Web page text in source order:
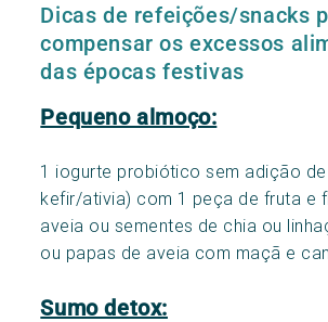
Dicas de refeições/snacks
compensar os excessos
das épocas festivas
Pequeno almoço:
1 iogurte probiótico sem adição
kefir/ativia) com 1 peça de fruta e
aveia ou sementes de chia ou
ou papas de aveia com maçã e
Sumo detox: